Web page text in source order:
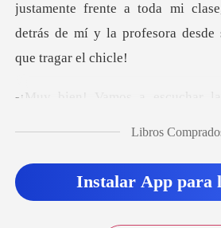
Historia
Salir
justamente frente a toda mi
har
Libros
Instalar App para